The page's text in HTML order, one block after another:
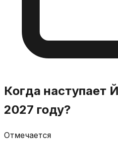
Когда наступает
2027 году?
Отмечается